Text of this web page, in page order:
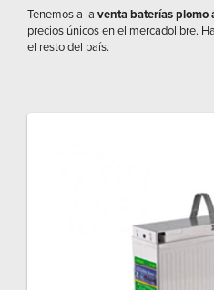
Tenemos a la venta baterías plomo
precios únicos en el mercadolibre.
el resto del país.